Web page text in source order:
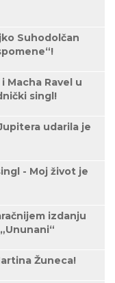
Suhodolčan
Macha Ravel u
singl!
udarila je
- Moj život je
izdanju
Žuneca!